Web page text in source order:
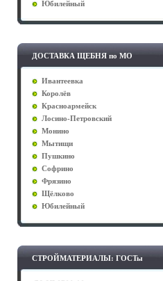
Юбилейный
ДОСТАВКА ЩЕБНЯ по МО
Ивантеевка
Королёв
Красноармейск
Лосино-Петровский
Монино
Мытищи
Пушкино
Софрино
Фрязино
Щёлково
Юбилейный
СТРОЙМАТЕРИАЛЫ: ГОСТы